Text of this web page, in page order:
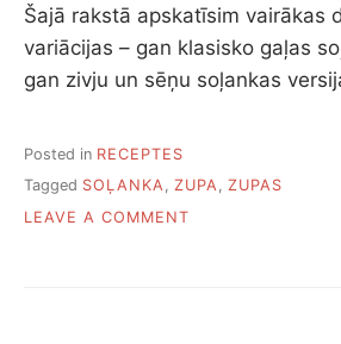
Šajā rakstā apskatīsim vairākas
variācijas – gan klasisko gaļas
gan zivju un sēņu soļankas
Posted in RECEPTES
Tagged SOĻANKA, ZUPA, ZUPAS
LEAVE A COMMENT